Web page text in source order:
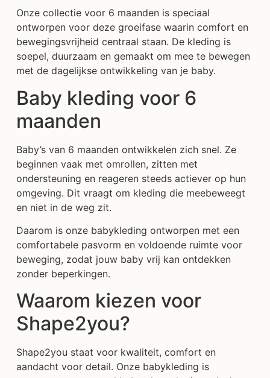
Onze collectie voor 6 maanden is speciaal
ontworpen voor deze groeifase waarin comfort en
bewegingsvrijheid centraal staan. De kleding is
soepel, duurzaam en gemaakt om mee te bewegen
met de dagelijkse ontwikkeling van je baby.
Baby kleding voor 6
maanden
Baby’s van 6 maanden ontwikkelen zich snel. Ze
beginnen vaak met omrollen, zitten met
ondersteuning en reageren steeds actiever op hun
omgeving. Dit vraagt om kleding die meebeweegt
en niet in de weg zit.
Daarom is onze babykleding ontworpen met een
comfortabele pasvorm en voldoende ruimte voor
beweging, zodat jouw baby vrij kan ontdekken
zonder beperkingen.
Waarom kiezen voor
Shape2you?
Shape2you staat voor kwaliteit, comfort en
aandacht voor detail. Onze babykleding is